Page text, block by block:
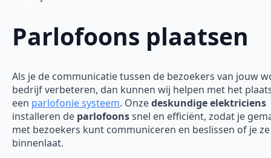
Parlofoons plaatsen
Als je de communicatie tussen de bezoekers van jouw
bedrijf verbeteren, dan kunnen wij helpen met het
een parlofonie systeem. Onzedeskundige elektriciens
installeren de parlofoonssnel en efficiënt, zodat je
met bezoekers kunt communiceren en beslissen of je ze
binnenlaat.